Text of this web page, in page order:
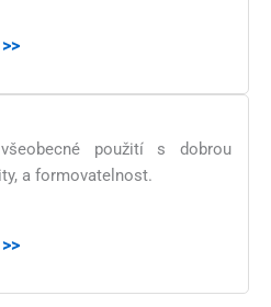
použití s ​​dobrou
a formovatelnost.